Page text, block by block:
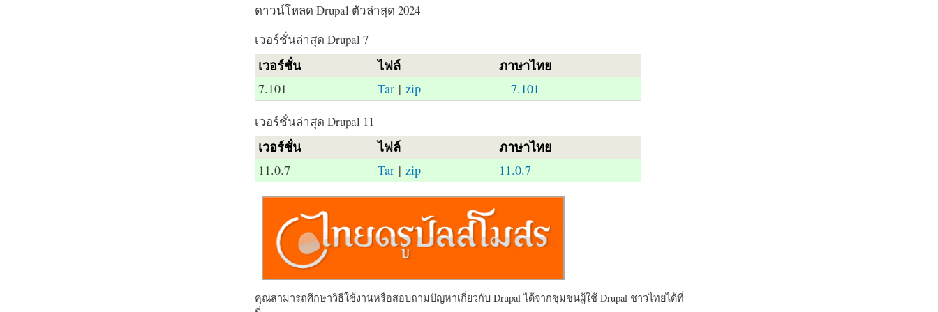
ดาวน์โหลด Drupal ตัวล่าสุด 2024
เวอร์ชั่นล่าสุด Drupal 7
เวอร์ชั่น ไฟล์ ภาษาไทย
7.101 Tar| zip 7.101
เวอร์ชั่นล่าสุด Drupal 11
เวอร์ชั่น ไฟล์ ภาษาไทย
11.0.7 Tar| zip 11.0.7
คุณสามารถศึกษาวิธีใช้งานหรือสอบถามปัญหาเกี่ยวกับ Drupal ได้จากชุมชนผู้ใช้ Drupal ชาวไทยได้ที่